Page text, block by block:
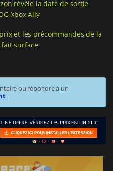
révèle la date de sortie
Xbox Ally
et les précommandes de la
fait surface.
ou répondre à un